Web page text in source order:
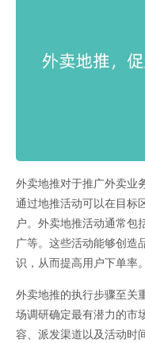
外卖地推对于推广外卖业
通过地推活动可以在目标
户。外卖地推活动通常包
广等。这些活动能够创造
识，从而提高用户下单率。
外卖地推的执行步骤至关
场调研确定最有潜力的市
容、派发渠道以及活动时